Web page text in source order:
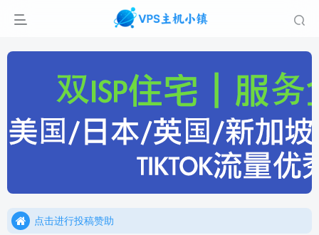
点击加入官方TG频道/聊天群
点击进行投稿赞助